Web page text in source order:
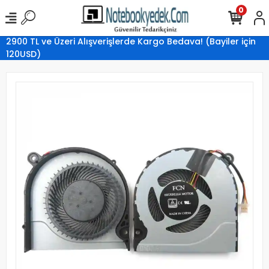
2900 TL ve Üzeri Alışverişlerde Kargo Bedava! (Bayiler için
120USD)
0